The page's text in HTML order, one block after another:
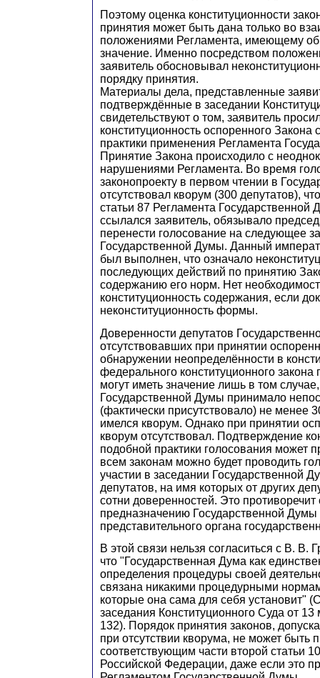
Поэтому оценка конституционности
принятия может быть дана только во
положениями Регламента, имеющему
значение. Именно посредством
заявитель обосновывал
порядку принятия.
Материалы дела, представленные
подтверждённые в заседании
свидетельствуют о том, заявитель
конституционность оспоренного Закона
практики применения Регламента
Принятие Закона происходило с
нарушениями Регламента. Во время
законопроекту в первом чтении в
отсутствовал кворум (300 депутатов),
статьи 87 Регламента Государственной
ссылался заявитель, обязывало
перенести голосование на следующее
Государственной Думы. Данный
был выполнен, что означало
последующих действий по принятию
содержанию его норм. Нет
конституционность содержания, если
неконституционность формы.
Доверенности депутатов
отсутствовавших при принятии
обнаружении неопределённости в
федерального конституционного закона
могут иметь значение лишь в том
Государственной Думы принимало
(фактически присутствовало) не менее
имелся кворум. Однако при принятии
кворум отсутствовал. Подтверждение
подобной практики голосования может
всем законам можно будет проводить
участии в заседании Государственной
депутатов, на имя которых от других
сотни доверенностей. Это противоречит
предназначению Государственной Думы
представительного органа
В этой связи нельзя согласиться с В. В.
что "Государственная Дума как
определения процедуры своей
связана никакими процедурными
которые она сама для себя установит"
заседания Конституционного Суда от 13
132). Порядок принятия законов,
при отсутствии кворума, не может быть
соответствующим части второй статьи
Российской Федерации, даже если это